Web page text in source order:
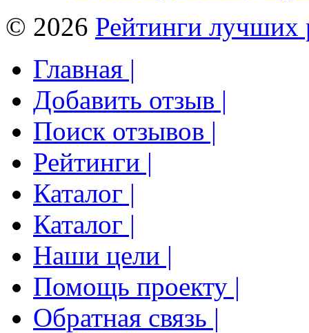
© 2026 Рейтинги лучших
Главная |
Добавить отзыв |
Поиск отзывов |
Рейтинги |
Каталог |
Каталог |
Наши цели |
Помощь проекту |
Обратная связь |